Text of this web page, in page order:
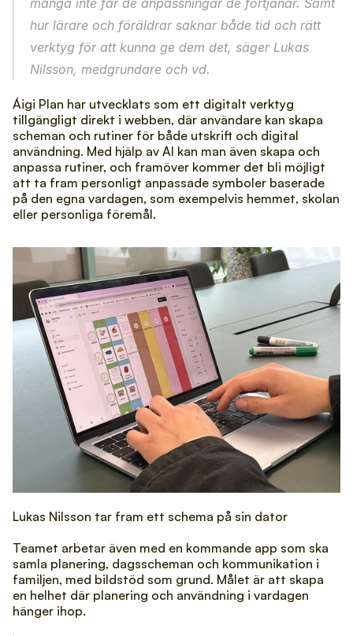
många inte får de anpassningar de förtjänar. Samt
hur lärare och föräldrar saknar både tid och rätt
verktyg för att kunna ge dem det, säger Lukas
Nilsson, medgrundare och vd.
Áigi Plan har utvecklats som ett digitalt verktyg
tillgängligt direkt i webben, där användare kan skapa
scheman och rutiner för både utskrift och digital
användning. Med hjälp av AI kan man även skapa och
anpassa rutiner, och framöver kommer det bli möjligt
att ta fram personligt anpassade symboler baserade
på den egna vardagen, som exempelvis hemmet, skolan
eller personliga föremål.
Lukas Nilsson tar fram ett schema på sin dator
Teamet arbetar även med en kommande app som ska
samla planering, dagsscheman och kommunikation i
familjen, med bildstöd som grund. Målet är att skapa
en helhet där planering och användning i vardagen
hänger ihop.